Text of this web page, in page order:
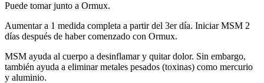
Puede tomar junto a Ormux.
Aumentar a 1 medida completa a partir del 3er día. Iniciar MSM 2
días después de haber comenzado con Ormux.
MSM ayuda al cuerpo a desinflamar y quitar dolor. Sin embargo,
también ayuda a eliminar metales pesados (toxinas) como mercurio
y aluminio.